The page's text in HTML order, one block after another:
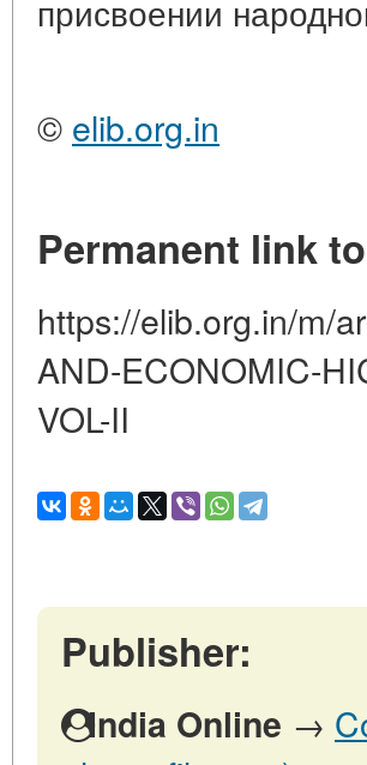
присвоении
© elib.org.in
Permanent link
https://elib.org.in/m/
AND-ECONOMIC-
VOL-II
Publisher:
India Online →